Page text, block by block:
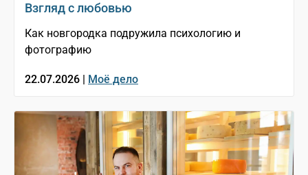
Взгляд с любовью
Как новгородка подружила психологию и
фотографию
22.07.2026 | Моё дело